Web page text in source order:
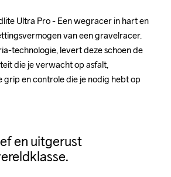
Ultra Pro - Een wegracer in hart en
van een gravelracer.
technologie, levert deze schoen de
die je verwacht op asfalt,
en controle die je nodig hebt op
en uitgerust